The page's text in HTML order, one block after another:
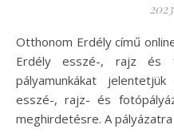
Otthonom Erdély című online kiadványunkban az Otthonom
Erdély esszé-, rajz és
pályamunkákat
esszé-, rajz- és
meghirdetésre. A